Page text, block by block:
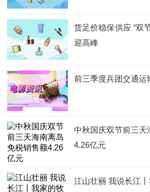
货足价稳保供应 “双
迎高峰
前三季度兵团交通运
中秋国庆双节前三
4.26亿元
江山壮丽 我说长江